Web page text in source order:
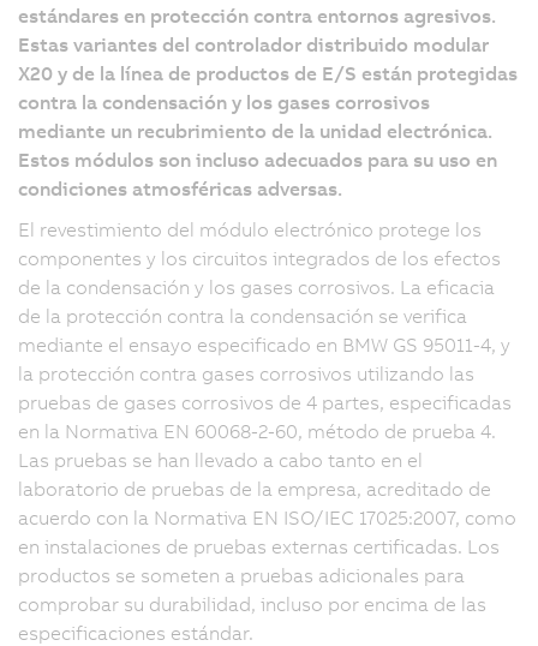
estándares en protección contra entornos agresivos.
Estas variantes del controlador distribuido modular
X20 y de la línea de productos de E/S están protegidas
contra la condensación y los gases corrosivos
mediante un recubrimiento de la unidad electrónica.
Estos módulos son incluso adecuados para su uso en
condiciones atmosféricas adversas.
El revestimiento del módulo electrónico protege los
componentes y los circuitos integrados de los efectos
de la condensación y los gases corrosivos. La eficacia
de la protección contra la condensación se verifica
mediante el ensayo especificado en BMW GS 95011-4, y
la protección contra gases corrosivos utilizando las
pruebas de gases corrosivos de 4 partes, especificadas
en la Normativa EN 60068-2-60, método de prueba 4.
Las pruebas se han llevado a cabo tanto en el
laboratorio de pruebas de la empresa, acreditado de
acuerdo con la Normativa EN ISO/IEC 17025:2007, como
en instalaciones de pruebas externas certificadas. Los
productos se someten a pruebas adicionales para
comprobar su durabilidad, incluso por encima de las
especificaciones estándar.